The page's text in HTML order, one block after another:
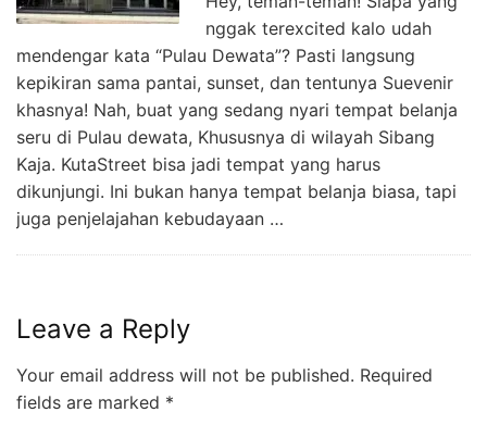
nggak terexcited kalo udah
mendengar kata “Pulau Dewata”? Pasti langsung
kepikiran sama pantai, sunset, dan tentunya Suevenir
khasnya! Nah, buat yang sedang nyari tempat belanja
seru di Pulau dewata, Khususnya di wilayah Sibang
Kaja. KutaStreet bisa jadi tempat yang harus
dikunjungi. Ini bukan hanya tempat belanja biasa, tapi
juga penjelajahan kebudayaan …
Leave a Reply
Your email address will not be published. Required
fields are marked *